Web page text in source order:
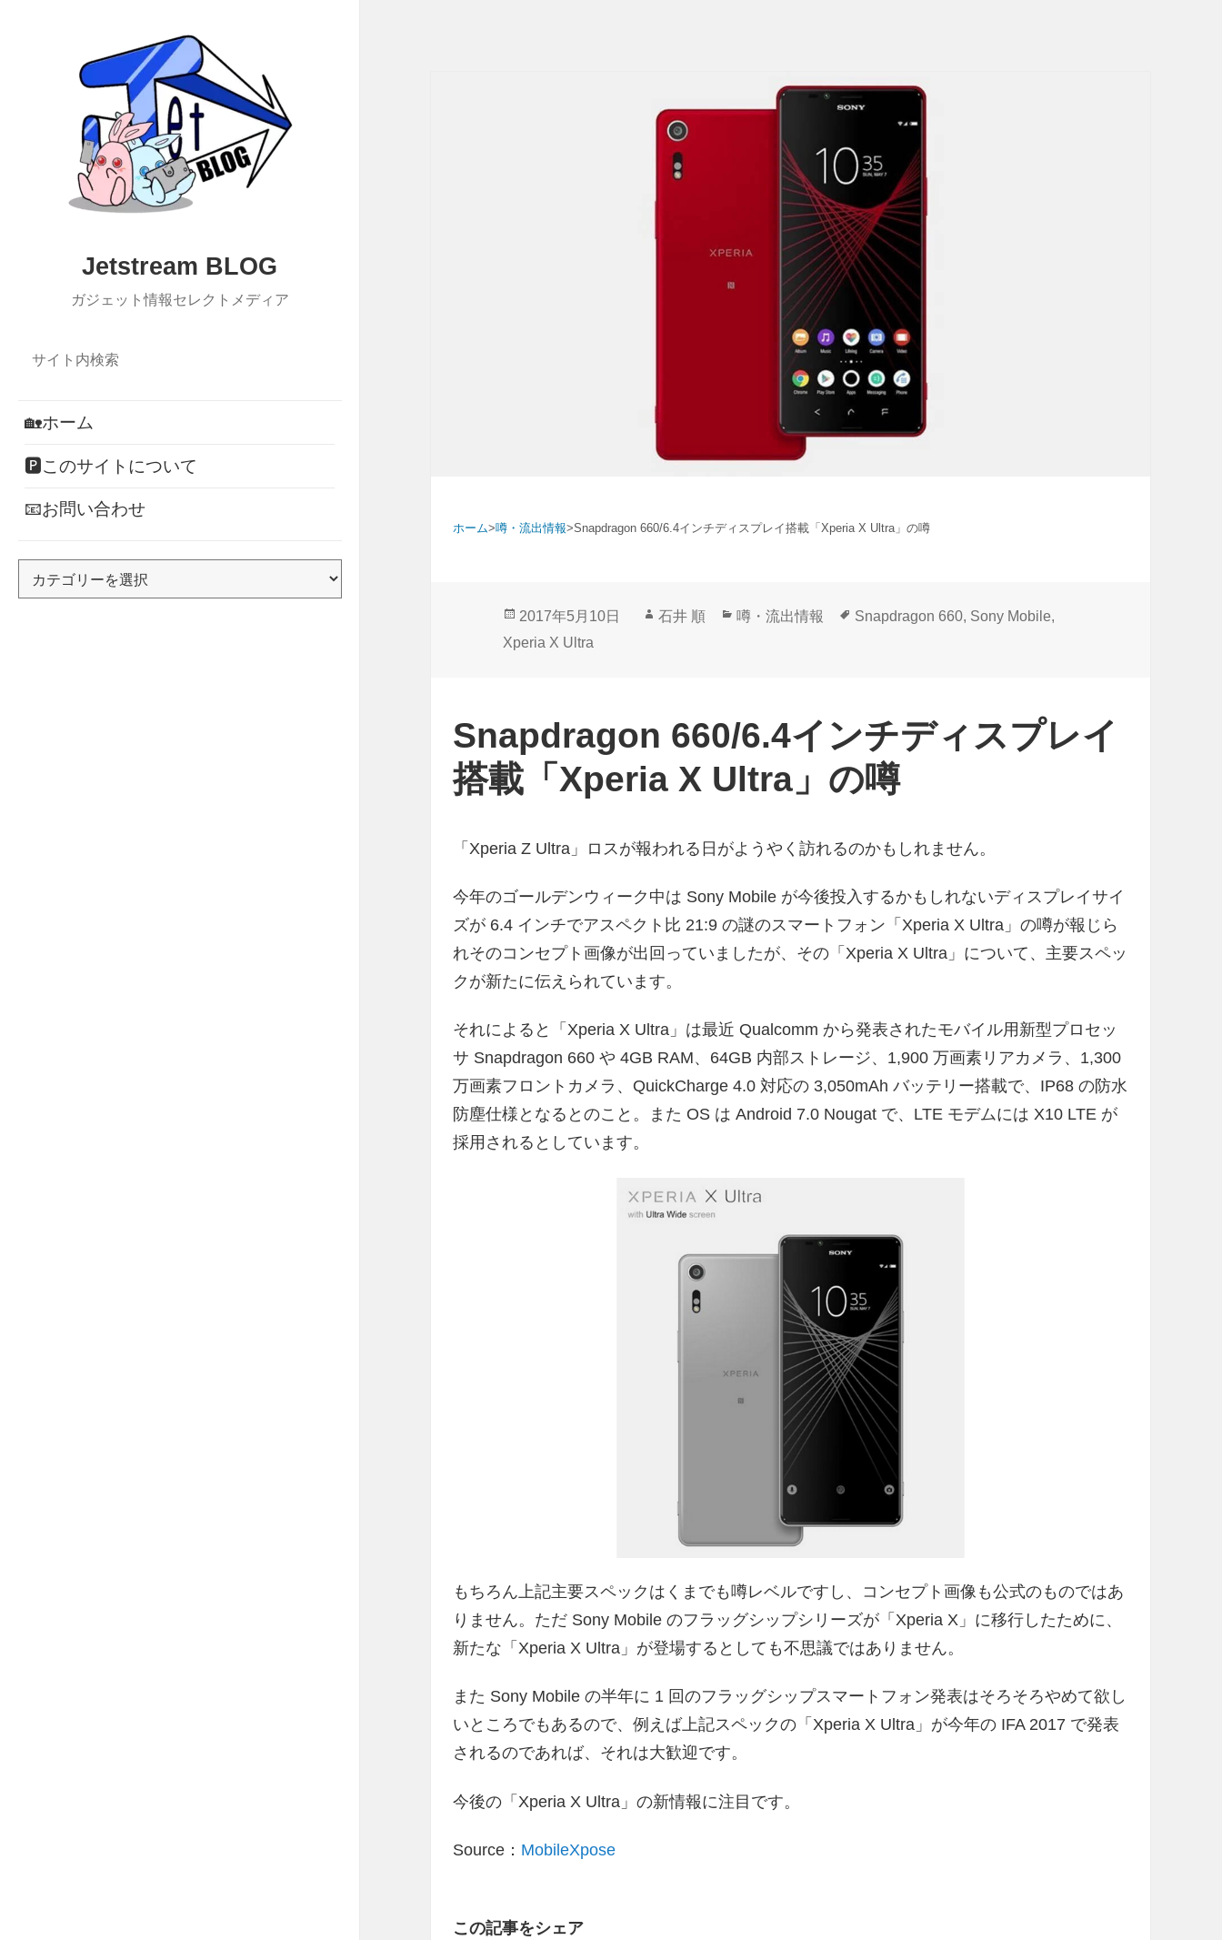
Jetstream BLOG
ガジェット情報セレクトメディア
🏡ホーム
🅿このサイトについて
📧お問い合わせ
ホーム>噂・流出情報>Snapdragon 660/6.4インチディスプレイ搭載「Xperia X Ultra」の噂
投
稿
2017年5月10日
作
石井 順
カ
噂・流出情報
タ
Snapdragon 660, Sony Mobile,
Xperia X Ultra
Snapdragon 660/6.4インチディスプレイ
搭載「Xperia X Ultra」の噂
「Xperia Z Ultra」ロスが報われる日がようやく訪れるのかもしれません。
今年のゴールデンウィーク中は Sony Mobile が今後投入するかもしれないディスプレイサイ
ズが 6.4 インチでアスペクト比 21:9 の謎のスマートフォン「Xperia X Ultra」の噂が報じら
れそのコンセプト画像が出回っていましたが、その「Xperia X Ultra」について、主要スペッ
クが新たに伝えられています。
それによると「Xperia X Ultra」は最近 Qualcomm から発表されたモバイル用新型プロセッ
サ Snapdragon 660 や 4GB RAM、64GB 内部ストレージ、1,900 万画素リアカメラ、1,300
万画素フロントカメラ、QuickCharge 4.0 対応の 3,050mAh バッテリー搭載で、IP68 の防水
防塵仕様となるとのこと。また OS は Android 7.0 Nougat で、LTE モデムには X10 LTE が
採用されるとしています。
もちろん上記主要スペックはくまでも噂レベルですし、コンセプト画像も公式のものではあ
りません。ただ Sony Mobile のフラッグシップシリーズが「Xperia X」に移行したために、
新たな「Xperia X Ultra」が登場するとしても不思議ではありません。
また Sony Mobile の半年に 1 回のフラッグシップスマートフォン発表はそろそろやめて欲し
いところでもあるので、例えば上記スペックの「Xperia X Ultra」が今年の IFA 2017 で発表
されるのであれば、それは大歓迎です。
今後の「Xperia X Ultra」の新情報に注目です。
Source： MobileXpose
この記事をシェア